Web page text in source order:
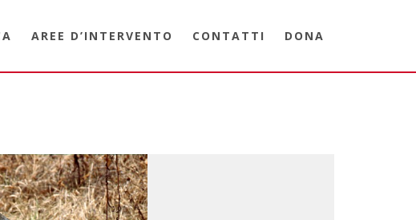
AREE D’INTERVENTO CONTATTI DONA